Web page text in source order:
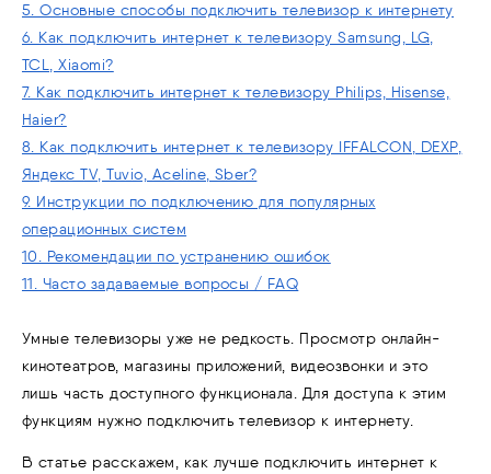
5. Основные способы подключить телевизор к интернету
6. Как подключить интернет к телевизору Samsung, LG,
TCL, Xiaomi?
7. Как подключить интернет к телевизору Philips, Hisense,
Haier?
8. Как подключить интернет к телевизору IFFALCON, DEXP,
Яндекс TV, Tuvio, Aceline, Sber?
9. Инструкции по подключению для популярных
операционных систем
10. Рекомендации по устранению ошибок
11. Часто задаваемые вопросы / FAQ
Умные телевизоры уже не редкость. Просмотр онлайн-
кинотеатров, магазины приложений, видеозвонки и это
лишь часть доступного функционала. Для доступа к этим
функциям нужно подключить телевизор к интернету.
В статье расскажем, как лучше подключить интернет к